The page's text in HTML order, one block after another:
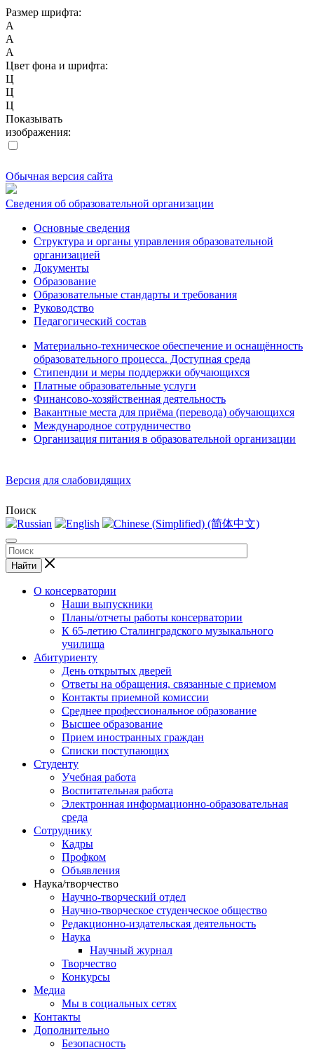
Размер шрифта:
A
A
A
Цвет фона и шрифта:
Ц
Ц
Ц
Показывать
изображения:
Обычная версия сайта
Сведения об образовательной организации
Основные сведения
Структура и органы управления образовательной
организацией
Документы
Образование
Образовательные стандарты и требования
Руководство
Педагогический состав
Материально-техническое обеспечение и оснащённость
образовательного процесса. Доступная среда
Стипендии и меры поддержки обучающихся
Платные образовательные услуги
Финансово-хозяйственная деятельность
Вакантные места для приёма (перевода) обучающихся
Международное сотрудничество
Организация питания в образовательной организации
Версия для слабовидящих
Поиск
Найти
О консерватории
Наши выпускники
Планы/отчеты работы консерватории
К 65-летию Сталинградского музыкального
училища
Абитуриенту
День открытых дверей
Ответы на обращения, связанные с приемом
Контакты приемной комиссии
Среднее профессиональное образование
Высшее образование
Прием иностранных граждан
Списки поступающих
Студенту
Учебная работа
Воспитательная работа
Электронная информационно-образовательная
среда
Сотруднику
Кадры
Профком
Объявления
Наука/творчество
Научно-творческий отдел
Научно-творческое студенческое общество
Редакционно-издательская деятельность
Наука
Научный журнал
Творчество
Конкурсы
Медиа
Мы в социальных сетях
Контакты
Дополнительно
Безопасность